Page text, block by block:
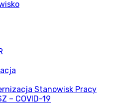
Stanowisk Pracy
– COVID-19